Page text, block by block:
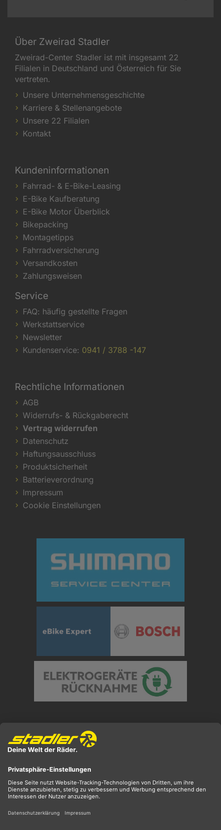
Über Zweirad Stadler
Zweirad-Center Stadler ist mit insgesamt 22
Filialen in Deutschland und Österreich für Sie
vertreten.
Unsere Unternehmensgeschichte
Karriere & Stellenangebote
Unsere 22 Filialen
Kontakt
Kundeninformationen
Fahrrad- & E-Bike-Leasing
E-Bike Kaufberatung
E-Bike Motor Überblick
Bikepacking
Montagetipps
Fahrradversicherung
Versandkosten
Zahlungsweisen
Service
FAQ: häufig gestellte Fragen
Werkstattservice
Newsletter
Kundenservice: 0941 / 3788 -147
Rechtliche Informationen
AGB
Widerrufs- & Rückgaberecht
Vertrag widerrufen
Datenschutz
Haftungsausschluss
Produktsicherheit
Batterieverordnung
Impressum
Cookie Einstellungen